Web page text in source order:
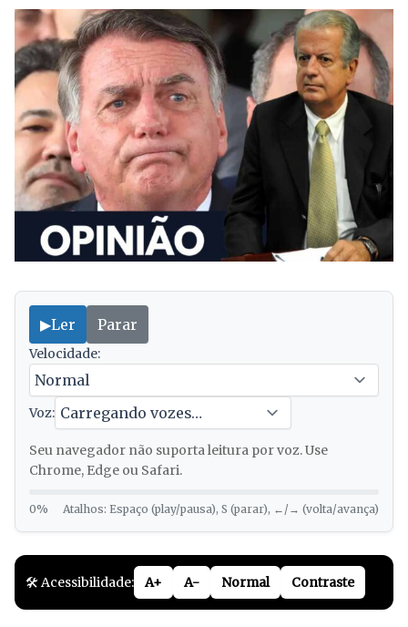
▶Ler Parar
Velocidade:
Voz:
Seu navegador não suporta leitura por voz. Use
Chrome, Edge ou Safari.
0% Atalhos: Espaço (play/pausa), S (parar), ←/→ (volta/avança)
🛠️ Acessibilidade: A+ A- Normal Contraste